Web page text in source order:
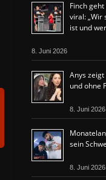
Finch
viral: „Wir
ist und
8. Juni 2026
Anys
und ohne
8. Juni 2026
sein
8. Juni 2026